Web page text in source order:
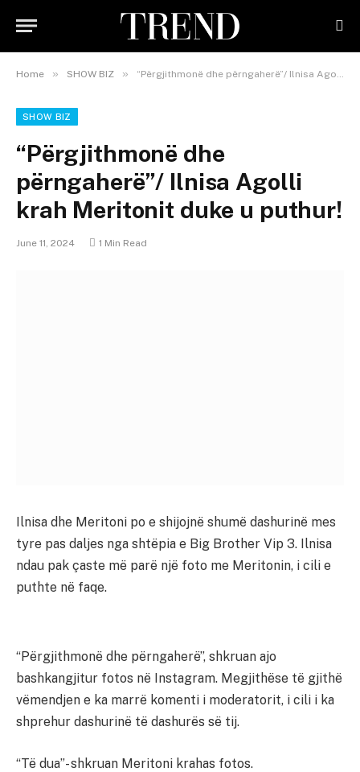
Home » SHOW BIZ » “Përgjithmonë dhe përngaherë”/ Ilnisa Agolli krah Meritonit duke u puthur!
SHOW BIZ
“Përgjithmonë dhe
përngaherë”/ Ilnisa Agolli
krah Meritonit duke u puthur!
June 11, 2024 1 Min Read
Ilnisa dhe Meritoni po e shijojnë shumë dashurinë mes
tyre pas daljes nga shtëpia e Big Brother Vip 3. Ilnisa
ndau pak çaste më parë një foto me Meritonin, i cili e
puthte në faqe.
“Përgjithmonë dhe përngaherë”, shkruan ajo
bashkangjitur fotos në Instagram. Megjithëse të gjithë
vëmendjen e ka marrë komenti i moderatorit, i cili i ka
shprehur dashurinë të dashurës së tij.
“Të dua”- shkruan Meritoni krahas fotos.